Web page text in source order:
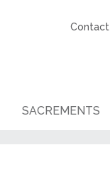
Contact
SACREMENTS